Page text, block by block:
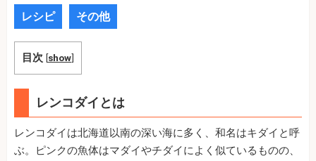
レシピ その他
目次 [show]
レンコダイとは
レンコダイは北海道以南の深い海に多く、和名はキダイと呼
ぶ。ピンクの魚体はマダイやチダイによく似ているものの、